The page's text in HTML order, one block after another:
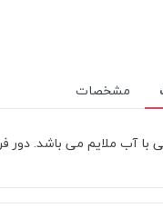
مشخصات
در ماشین لباسشویی با